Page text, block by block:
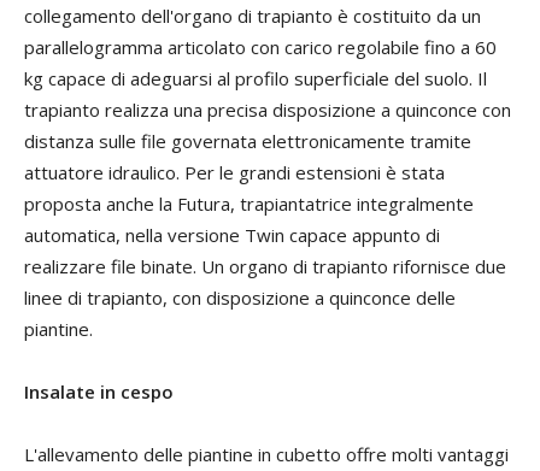
collegamento dell'organo di trapianto è costituito da un
parallelogramma articolato con carico regolabile fino a 60
kg capace di adeguarsi al profilo superficiale del suolo. Il
trapianto realizza una precisa disposizione a quinconce con
distanza sulle file governata elettronicamente tramite
attuatore idraulico. Per le grandi estensioni è stata
proposta anche la Futura, trapiantatrice integralmente
automatica, nella versione Twin capace appunto di
realizzare file binate. Un organo di trapianto rifornisce due
linee di trapianto, con disposizione a quinconce delle
piantine.
Insalate in cespo
L'allevamento delle piantine in cubetto offre molti vantaggi